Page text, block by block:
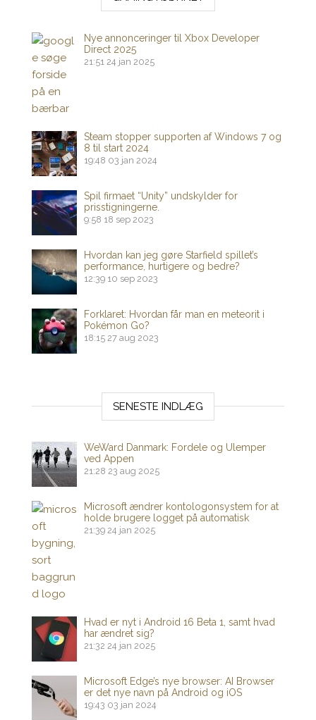
Nye annonceringer til Xbox Developer
Direct 2025
21:51 24 jan 2025
Steam stopper supporten af ​​Windows 7 og
8 til start 2024
19:48 03 jan 2024
Spil firmaet “Unity” undskylder for
prisstigningerne.
9:58 18 sep 2023
Hvordan kan jeg gøre Starfield spillet’s
performance, hurtigere og bedre?
12:39 10 sep 2023
Forklaret: Hvordan får man en meteorit i
Pokémon Go?
18:15 27 aug 2023
SENESTE INDLÆG
WeWard Danmark: Fordele og Ulemper
ved Appen
21:28 23 aug 2025
Microsoft ændrer kontologonsystem for at
holde brugere logget på automatisk
21:39 24 jan 2025
Hvad er nyt i Android 16 Beta 1, samt hvad
har ændret sig?
21:32 24 jan 2025
Microsoft Edge’s nye browser: AI Browser
er det nye navn på Android og iOS
19:43 03 jan 2024